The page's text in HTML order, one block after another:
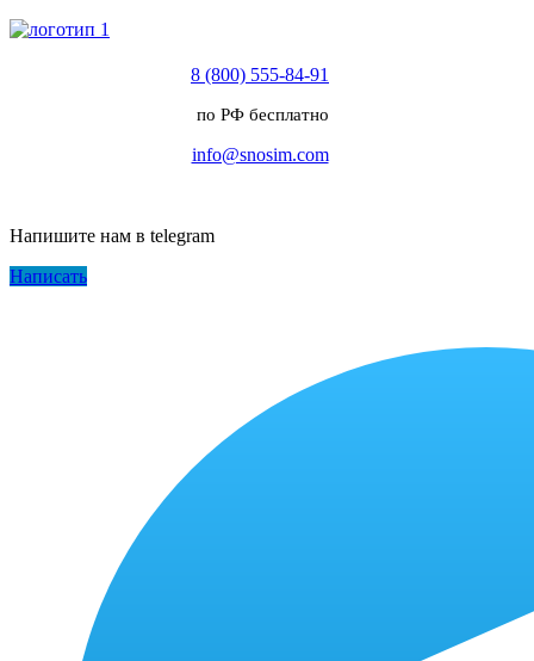
8 (800) 555-84-91
по РФ бесплатно
info@snosim.com
Напишите нам в telegram
Написать